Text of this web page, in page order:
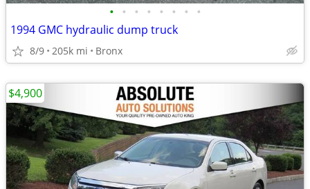
• • • • • • • •
1994 GMC hydraulic dump truck
8/9 205k mi Bronx
$4,900